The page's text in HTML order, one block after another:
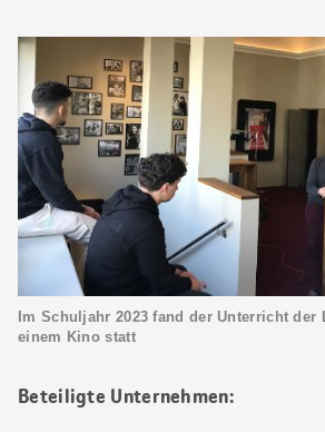
Im Schuljahr 2023 fand der Unterricht der
einem Kino statt
Beteiligte Unternehmen: